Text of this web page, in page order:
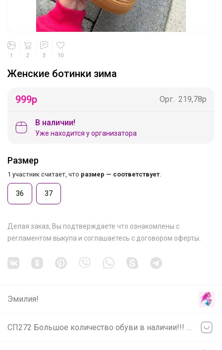
1 2 3 10
Женские ботинки зима
999р Орг. 219,78р
В наличии!
Уже находится у организатора
Размер
1 участник считает, что размер — соответствует
36 37
Делая заказ, Вы подтверждаете что ознакомлены с
регламентом выкупа и соглашаетесь с договором оферты
Эмилия!